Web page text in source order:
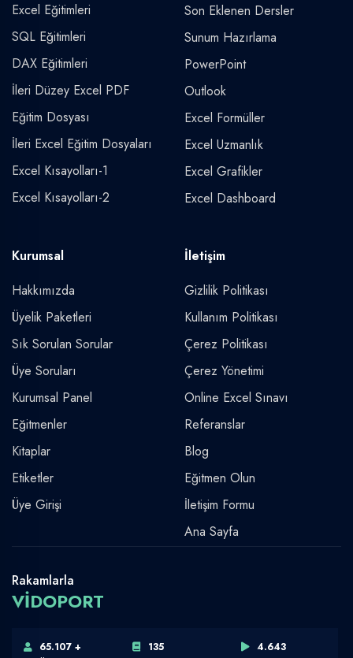
Excel Eğitimleri
SQL Eğitimleri
DAX Eğitimleri
İleri Düzey Excel PDF
Eğitim Dosyası
İleri Excel Eğitim Dosyaları
Excel Kısayolları-1
Excel Kısayolları-2
Son Eklenen Dersler
Sunum Hazırlama
PowerPoint
Outlook
Excel Formüller
Excel Uzmanlık
Excel Grafikler
Excel Dashboard
Kurumsal
Hakkımızda
Üyelik Paketleri
Sık Sorulan Sorular
Üye Soruları
Kurumsal Panel
Eğitmenler
Kitaplar
Etiketler
Üye Girişi
İletişim
Gizlilik Politikası
Kullanım Politikası
Çerez Politikası
Çerez Yönetimi
Online Excel Sınavı
Referanslar
Blog
Eğitmen Olun
İletişim Formu
Ana Sayfa
Rakamlarla
VİDOPORT
65.107 +
135
4.643